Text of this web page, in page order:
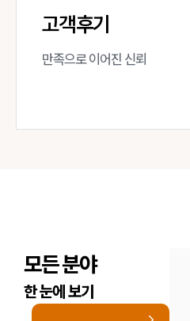
고객후기
만족으로 이어진 신뢰
모든 분야
한 눈에 보기